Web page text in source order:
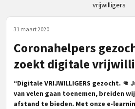
vrijwilligers
31 maart 2020
Coronahelpers
zoekt digitale
“Digitale VRIJWILLIGERS gezocht. 👊
van velen gaan toenemen, breiden
afstand te bieden. Met onze e-